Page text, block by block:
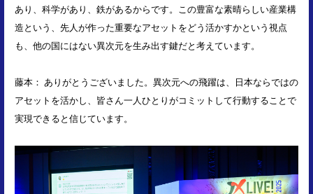
あり、科学があり、鉄があるからです。この豊富な素晴らしい産業構
造という、先人が作った重要なアセットをどう活かすかという視点
も、他の国にはない異次元を生み出す鍵だと考えています。
藤本： ありがとうございました。異次元への飛躍は、日本ならではの
アセットを活かし、皆さん一人ひとりがコミットして行動することで
実現できると信じています。